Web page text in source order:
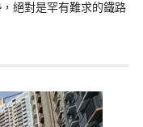
絕對是罕有難求的鐵路